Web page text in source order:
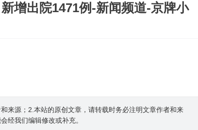
增出院1471例-新闻频道-京牌小
来源；2.本站的原创文章，请转载时务必注明文章作者和来
经我们编辑修改或补充。